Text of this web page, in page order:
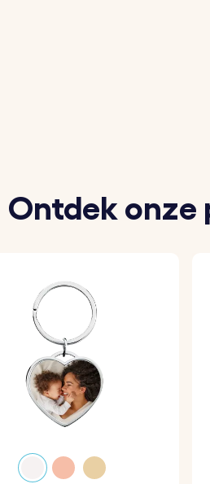
je foto vakkundig met een
Ontdek onze